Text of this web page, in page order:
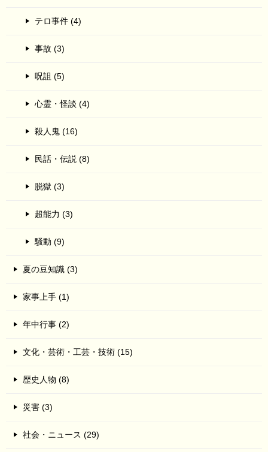
テロ事件 (4)
事故 (3)
呪詛 (5)
心霊・怪談 (4)
殺人鬼 (16)
民話・伝説 (8)
脱獄 (3)
超能力 (3)
騒動 (9)
夏の豆知識 (3)
家事上手 (1)
年中行事 (2)
文化・芸術・工芸・技術 (15)
歴史人物 (8)
災害 (3)
社会・ニュース (29)